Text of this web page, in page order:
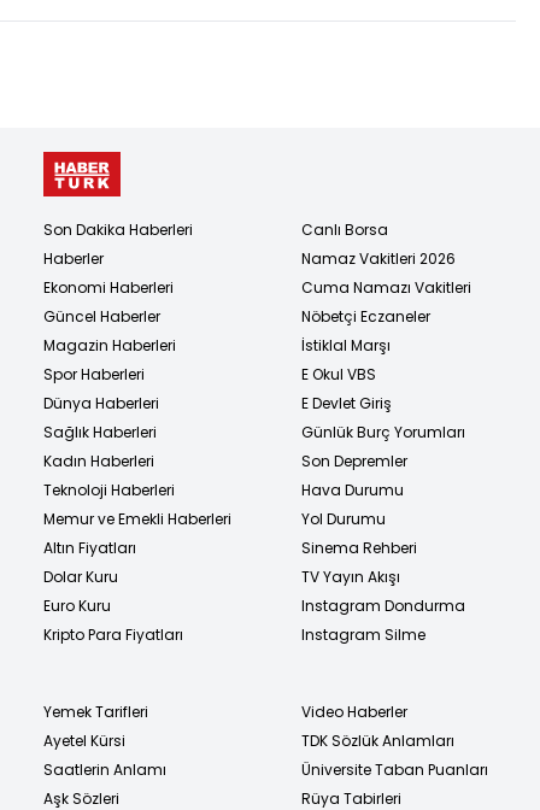
Son Dakika Haberleri
Haberler
Ekonomi Haberleri
Güncel Haberler
Magazin Haberleri
Spor Haberleri
Dünya Haberleri
Sağlık Haberleri
Kadın Haberleri
Teknoloji Haberleri
Memur ve Emekli Haberleri
Altın Fiyatları
Dolar Kuru
Euro Kuru
Kripto Para Fiyatları
Canlı Borsa
Namaz Vakitleri 2026
Cuma Namazı Vakitleri
Nöbetçi Eczaneler
İstiklal Marşı
E Okul VBS
E Devlet Giriş
Günlük Burç Yorumları
Son Depremler
Hava Durumu
Yol Durumu
Sinema Rehberi
TV Yayın Akışı
Instagram Dondurma
Instagram Silme
Yemek Tarifleri
Ayetel Kürsi
Saatlerin Anlamı
Aşk Sözleri
Video Haberler
TDK Sözlük Anlamları
Üniversite Taban Puanları
Rüya Tabirleri